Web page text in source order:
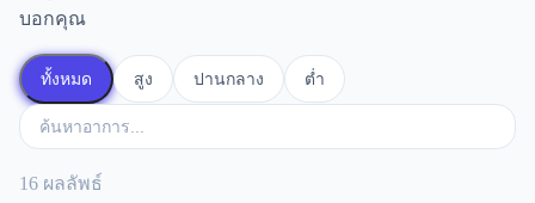
บอกคุณ
ทั้งหมด สูง ปานกลาง ต่ำ
16 ผลลัพธ์